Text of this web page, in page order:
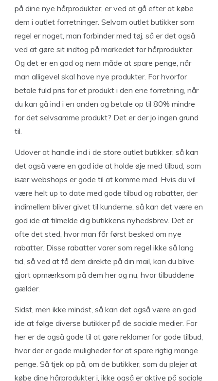
på dine nye hårprodukter, er ved at gå efter at købe
dem i outlet forretninger. Selvom outlet butikker som
regel er noget, man forbinder med tøj, så er det også
ved at gøre sit indtog på markedet for hårprodukter.
Og det er en god og nem måde at spare penge, når
man alligevel skal have nye produkter. For hvorfor
betale fuld pris for et produkt i den ene forretning, når
du kan gå ind i en anden og betale op til 80% mindre
for det selvsamme produkt? Det er der jo ingen grund
til.
Udover at handle ind i de store outlet butikker, så kan
det også være en god ide at holde øje med tilbud, som
især webshops er gode til at komme med. Hvis du vil
være helt up to date med gode tilbud og rabatter, der
indimellem bliver givet til kunderne, så kan det være en
god ide at tilmelde dig butikkens nyhedsbrev. Det er
ofte det sted, hvor man får først besked om nye
rabatter. Disse rabatter varer som regel ikke så lang
tid, så ved at få dem direkte på din mail, kan du blive
gjort opmærksom på dem her og nu, hvor tilbuddene
gælder.
Sidst, men ikke mindst, så kan det også være en god
ide at følge diverse butikker på de sociale medier. For
her er de også gode til at gøre reklamer for gode tilbud,
hvor der er gode muligheder for at spare rigtig mange
penge. Så tjek op på, om de butikker, som du plejer at
købe dine hårprodukter i, ikke også er aktive på sociale